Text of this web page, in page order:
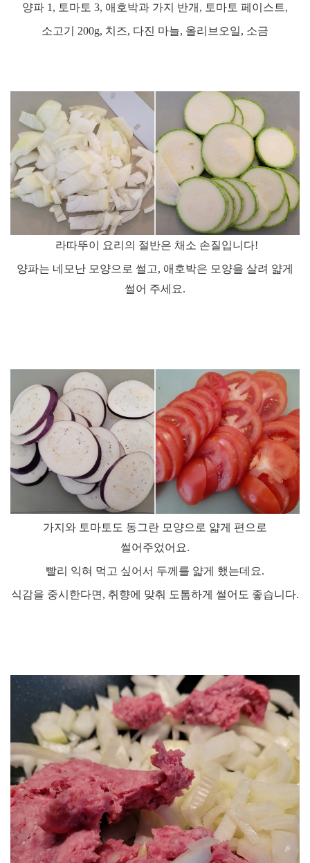
양파 1, 토마토 3, 애호박과 가지 반개 , 토마토 페이스트,
소고기 200g, 치즈, 다진 마늘, 올리브오일, 소금
라따뚜이 요리의 절반은 채소 손질입니다!
양파는 네모난 모양으로 썰고, 애호박은 모양을 살려 얇게
썰어 주세요.
가지와 토마토도 동그란 모양으로 얇게 편으로
썰어주었어요.
빨리 익혀 먹고 싶어서 두께를 얇게 했는데요.
식감을 중시한다면 , 취향에 맞춰 도톰하게 썰어도 좋습니다.